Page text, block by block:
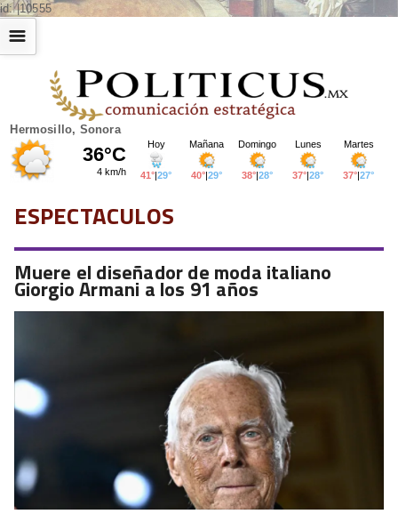
id: |10555
Hermosillo, Sonora
☰
ESPECTACULOS
Muere el diseñador de moda italiano
Giorgio Armani a los 91 años